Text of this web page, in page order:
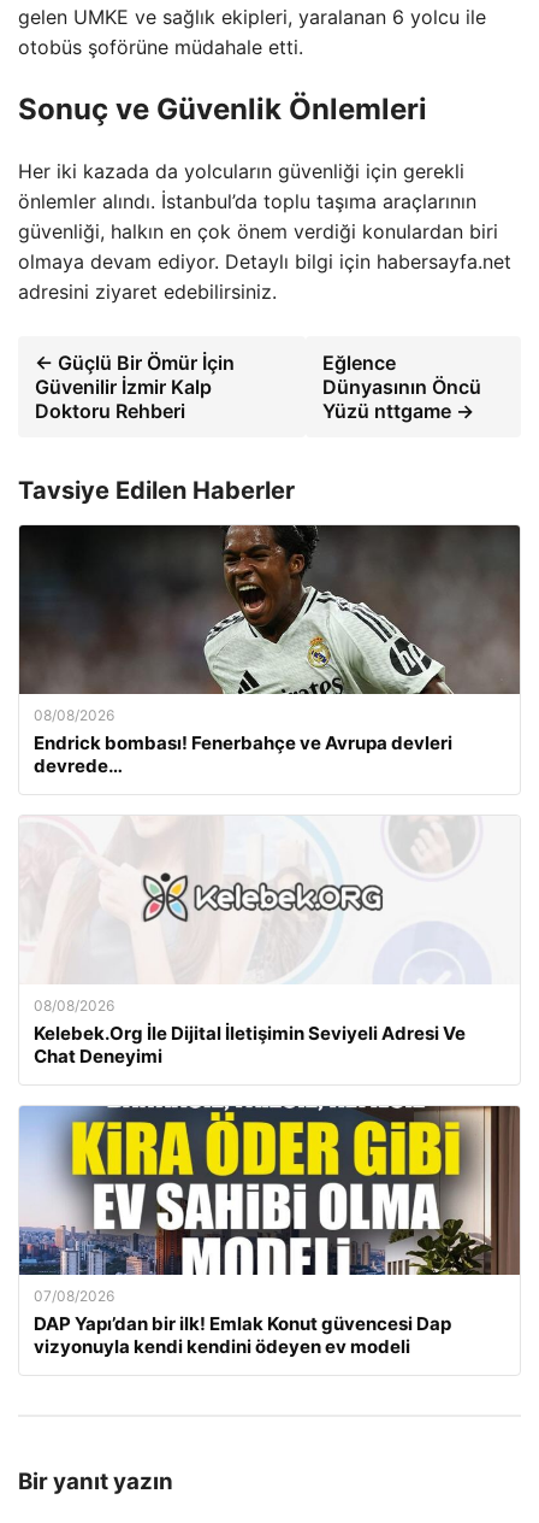
gelen UMKE ve sağlık ekipleri, yaralanan 6 yolcu ile
otobüs şoförüne müdahale etti.
Sonuç ve Güvenlik Önlemleri
Her iki kazada da yolcuların güvenliği için gerekli
önlemler alındı. İstanbul’da toplu taşıma araçlarının
güvenliği, halkın en çok önem verdiği konulardan biri
olmaya devam ediyor. Detaylı bilgi için habersayfa.net
adresini ziyaret edebilirsiniz.
← Güçlü Bir Ömür İçin
Güvenilir İzmir Kalp
Doktoru Rehberi
Eğlence
Dünyasının Öncü
Yüzü nttgame →
Tavsiye Edilen Haberler
08/08/2026
Endrick bombası! Fenerbahçe ve Avrupa devleri
devrede…
08/08/2026
Kelebek.Org İle Dijital İletişimin Seviyeli Adresi Ve
Chat Deneyimi
07/08/2026
DAP Yapı’dan bir ilk! Emlak Konut güvencesi Dap
vizyonuyla kendi kendini ödeyen ev modeli
Bir yanıt yazın